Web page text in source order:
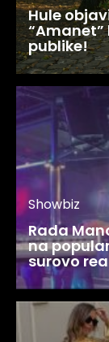
Hule
publike!
Showbiz
Rada
na
surovo